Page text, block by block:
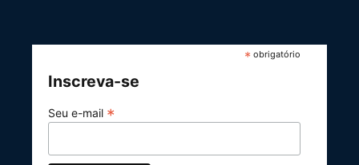
* obrigatório
Inscreva-se
Seu e-mail *